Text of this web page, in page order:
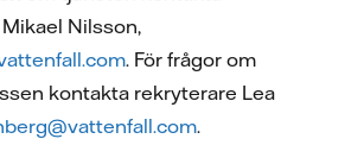
Nilsson,
. För frågor om
kontakta rekryterare Lea
.